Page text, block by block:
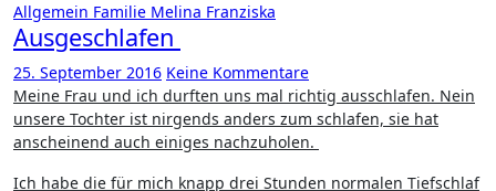
Allgemein Familie Melina Franziska
Ausgeschlafen
25. September 2016 Keine Kommentare
Meine Frau und ich durften uns mal richtig ausschlafen. Nein
unsere Tochter ist nirgends anders zum schlafen, sie hat
anscheinend auch einiges nachzuholen.
Ich habe die für mich knapp drei Stunden normalen Tiefschlaf